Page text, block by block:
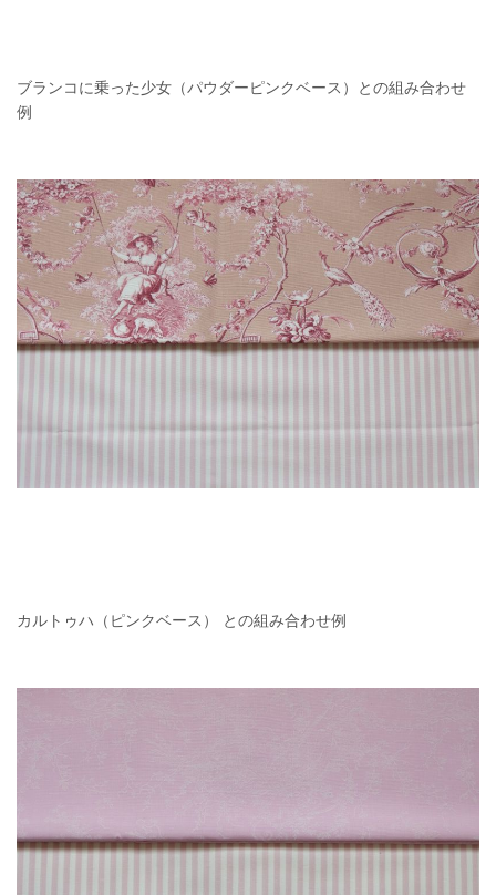
ブランコに乗った少女（パウダーピンクベース）との組み合わせ
例
カルトゥハ（ピンクベース） との組み合わせ例